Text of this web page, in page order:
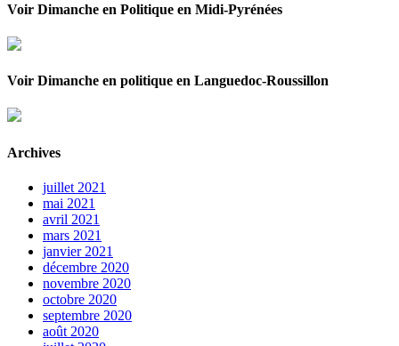
Voir Dimanche en Politique en Midi-Pyrénées
Voir Dimanche en politique en Languedoc-Roussillon
Archives
juillet 2021
mai 2021
avril 2021
mars 2021
janvier 2021
décembre 2020
novembre 2020
octobre 2020
septembre 2020
août 2020